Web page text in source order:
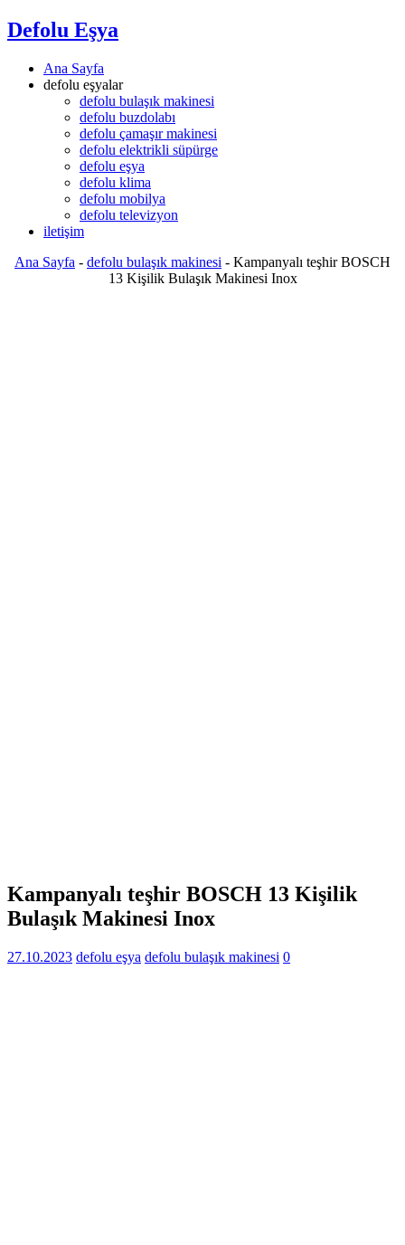
Defolu Eşya
Ana Sayfa
defolu eşyalar
defolu bulaşık makinesi
defolu buzdolabı
defolu çamaşır makinesi
defolu elektrikli süpürge
defolu eşya
defolu klima
defolu mobilya
defolu televizyon
iletişim
Ana Sayfa - defolu bulaşık makinesi - Kampanyalı teşhir BOSCH
13 Kişilik Bulaşık Makinesi Inox
Kampanyalı teşhir BOSCH 13 Kişilik
Bulaşık Makinesi Inox
27.10.2023 defolu eşya defolu bulaşık makinesi 0